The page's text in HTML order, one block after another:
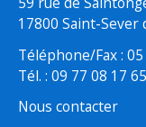
17800 Saint-Sever
Téléphone/Fax :
Tél. : 09 77 08 17
Nous contacter